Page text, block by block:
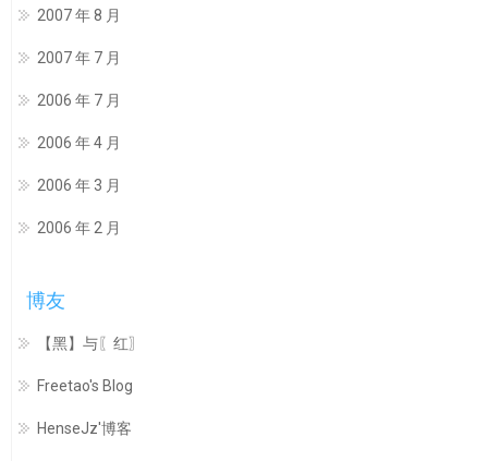
2007 年 8 月
2007 年 7 月
2006 年 7 月
2006 年 4 月
2006 年 3 月
2006 年 2 月
博友
【黑】与〖红〗
Freetao's Blog
HenseJz'博客